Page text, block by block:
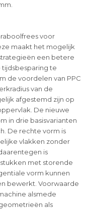
voor
maakt het mogelijk
een betere
te
de voordelen van PPC
van de
afgestemd zijn op
De nieuwe
in drie basisvarianten
De rechte vorm is
vlakken zonder
is
met storende
vorm kunnen
bewerkt. Voorwaarde
alsmede
als